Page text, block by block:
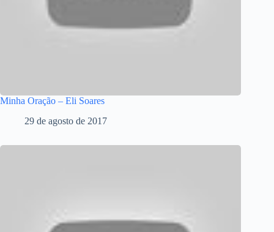
Minha Oração – Eli Soares
29 de agosto de 2017